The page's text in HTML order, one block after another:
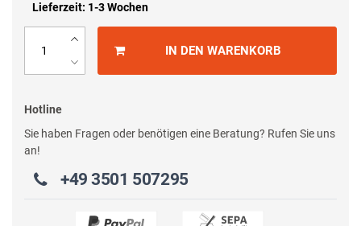
Lieferzeit: 1-3 Wochen
IN DEN WARENKORB
Hotline
Sie haben Fragen oder benötigen eine Beratung? Rufen Sie uns
an!
+49 3501 507295